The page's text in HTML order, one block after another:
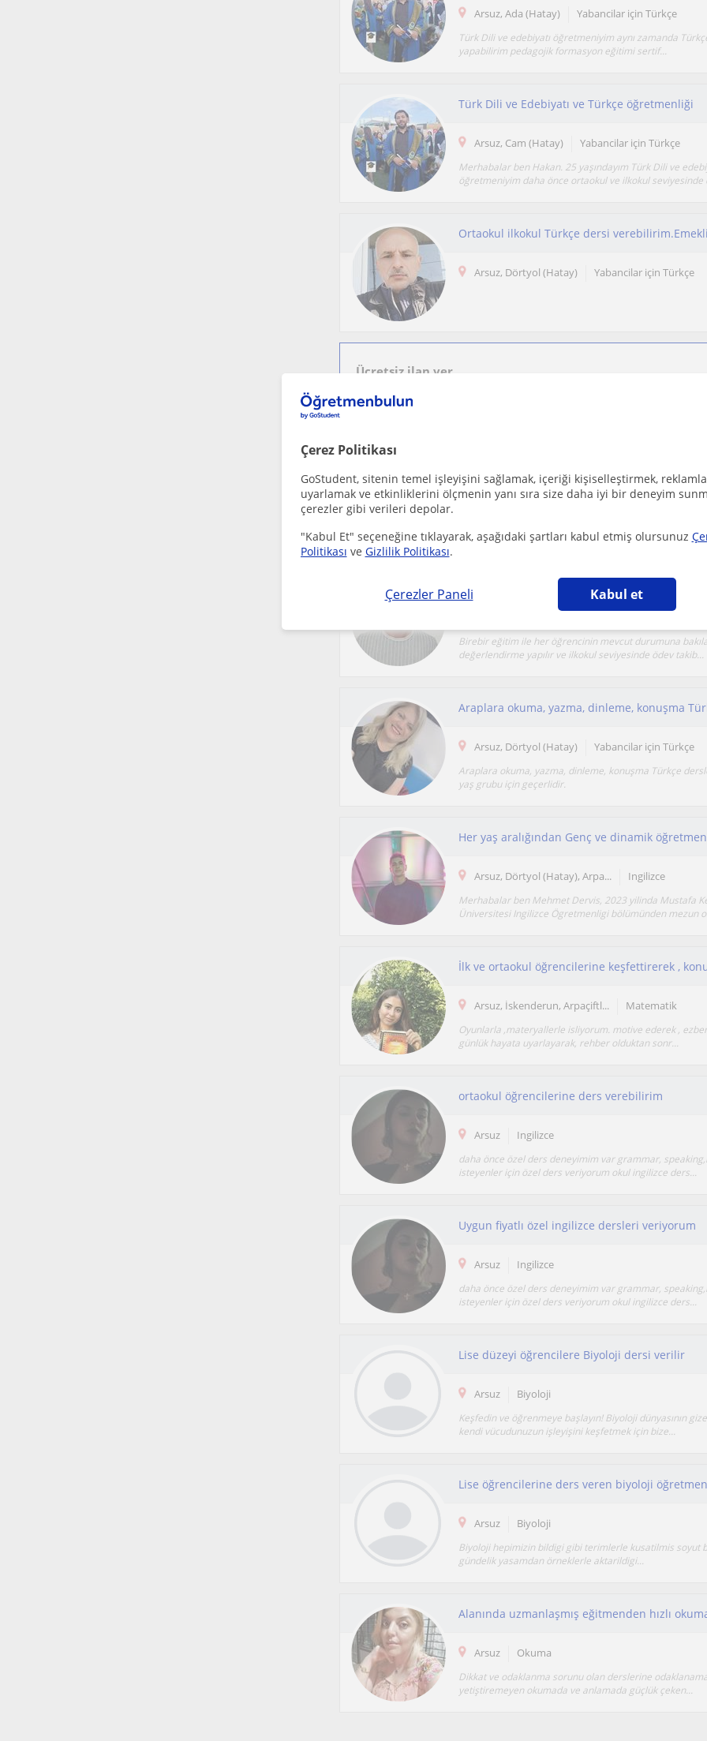
Çerez Politikası
GoStudent, sitenin temel işleyişini sağlamak, içeriği kişiselleştirmek,
uyarlamak ve etkinliklerini ölçmenin yanı sıra size daha iyi bir deneyim
çerezler gibi verileri depolar.
"Kabul Et" seçeneğine tıklayarak, aşağıdaki şartları kabul etmiş olursunuz
Politikası ve Gizlilik Politikası.
Çerezler Paneli Kabul et
Arsuz, Ada (Hatay) Yabancilar için Türkçe
Türk Dili ve edebiyatı öğretmeniyim aynı zamanda
yapabilirim pedagojik formasyon eğitimi sertif...
Türk Dili ve Edebiyatı ve Türkçe öğretmenliği
Arsuz, Cam (Hatay) Yabancilar için Türkçe
Merhabalar ben Hakan. 25 yaşındayım Türk Dili ve
öğretmeniyim daha önce ortaokul ve ilkokul seviyesinde
Arsuz, Dörtyol (Hatay) Yabancilar için Türkçe
Ücretsiz ilan ver
Arsuz, Arpaçiftlik, Arpagedi... Biyoloji
Birebir eğitim ile her öğrencinin mevcut durumuna
değerlendirme yapılır ve ilkokul seviyesinde ödev takib...
Arsuz, Dörtyol (Hatay) Yabancilar için Türkçe
Araplara okuma, yazma, dinleme, konuşma Türkçe
yaş grubu için geçerlidir.
Her yaş aralığından Genç ve dinamik
Arsuz, Dörtyol (Hatay), Arpa... Ingilizce
Merhabalar ben Mehmet Dervis, 2023 yilinda Mustafa
Üniversitesi Ingilizce Ögretmenligi bölümünden mezun
Arsuz, İskenderun, Arpaçiftl... Matematik
Oyunlarla ,materyallerle isliyorum. motive ederek ,
günlük hayata uyarlayarak, rehber olduktan sonr...
ortaokul öğrencilerine ders verebilirim
Arsuz Ingilizce
daha önce özel ders deneyimim var grammar,
isteyenler için özel ders veriyorum okul ingilizce ders...
Uygun fiyatlı özel ingilizce dersleri veriyorum
Arsuz Ingilizce
daha önce özel ders deneyimim var grammar,
isteyenler için özel ders veriyorum okul ingilizce ders...
Lise düzeyi öğrencilere Biyoloji dersi verilir
Arsuz Biyoloji
Keşfedin ve öğrenmeye başlayın! Biyoloji dünyasının
kendi vücudunuzun işleyişini keşfetmek için bize...
Lise öğrencilerine ders veren biyoloji
Arsuz Biyoloji
Biyoloji hepimizin bildigi gibi terimlerle kusatilmis soyut
gündelik yasamdan örneklerle aktarildigi...
Arsuz Okuma
Dikkat ve odaklanma sorunu olan derslerine
yetiştiremeyen okumada ve anlamada güçlük çeken...